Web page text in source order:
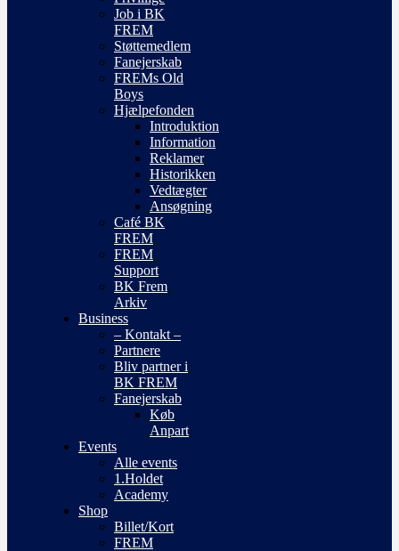
Job i BK
FREM
Støttemedlem
Fanejerskab
FREMs Old
Boys
Hjælpefonden
Introduktion
Information
Reklamer
Historikken
Vedtægter
Ansøgning
Café BK
FREM
FREM
Support
BK Frem
Arkiv
Business
– Kontakt –
Partnere
Bliv partner i
BK FREM
Fanejerskab
Køb
Anpart
Events
Alle events
1.Holdet
Academy
Shop
Billet/Kort
FREM